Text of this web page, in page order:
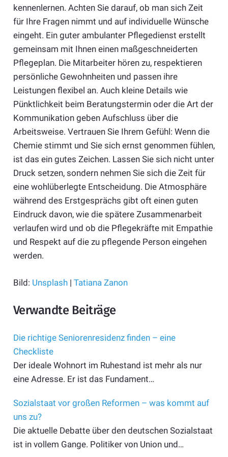
kennenlernen. Achten Sie darauf, ob man sich Zeit
für Ihre Fragen nimmt und auf individuelle Wünsche
eingeht. Ein guter ambulanter Pflegedienst erstellt
gemeinsam mit Ihnen einen maßgeschneiderten
Pflegeplan. Die Mitarbeiter hören zu, respektieren
persönliche Gewohnheiten und passen ihre
Leistungen flexibel an. Auch kleine Details wie
Pünktlichkeit beim Beratungstermin oder die Art der
Kommunikation geben Aufschluss über die
Arbeitsweise. Vertrauen Sie Ihrem Gefühl: Wenn die
Chemie stimmt und Sie sich ernst genommen fühlen,
ist das ein gutes Zeichen. Lassen Sie sich nicht unter
Druck setzen, sondern nehmen Sie sich die Zeit für
eine wohlüberlegte Entscheidung. Die Atmosphäre
während des Erstgesprächs gibt oft einen guten
Eindruck davon, wie die spätere Zusammenarbeit
verlaufen wird und ob die Pflegekräfte mit Empathie
und Respekt auf die zu pflegende Person eingehen
werden.
Bild: Unsplash| Tatiana Zanon
Verwandte Beiträge
Die richtige Seniorenresidenz finden – eine
Checkliste
Der ideale Wohnort im Ruhestand ist mehr als nur
eine Adresse. Er ist das Fundament…
Sozialstaat vor großen Reformen – was kommt auf
uns zu?
Die aktuelle Debatte über den deutschen Sozialstaat
ist in vollem Gange. Politiker von Union und…